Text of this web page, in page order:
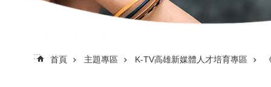
::: 首頁 主題專區 K-TV高雄新媒體人才培育專區